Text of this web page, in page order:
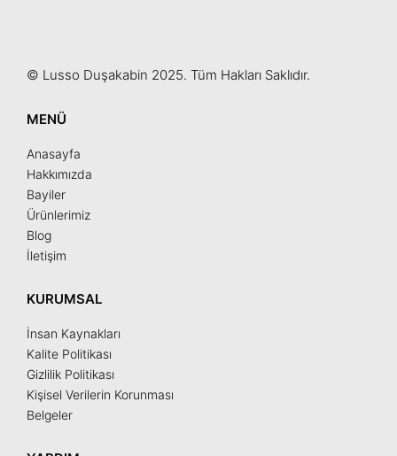
© Lusso Duşakabin 2025. Tüm Hakları Saklıdır.
MENÜ
Anasayfa
Hakkımızda
Bayiler
Ürünlerimiz
Blog
İletişim
KURUMSAL
İnsan Kaynakları
Kalite Politikası
Gizlilik Politikası
Kişisel Verilerin Korunması
Belgeler